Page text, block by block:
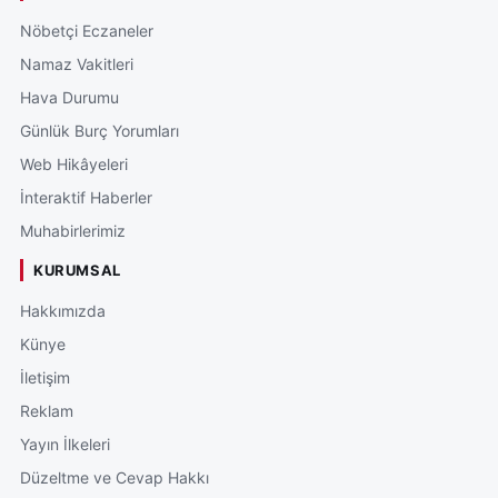
Nöbetçi Eczaneler
Namaz Vakitleri
Hava Durumu
Günlük Burç Yorumları
Web Hikâyeleri
İnteraktif Haberler
Muhabirlerimiz
KURUMSAL
Hakkımızda
Künye
İletişim
Reklam
Yayın İlkeleri
Düzeltme ve Cevap Hakkı